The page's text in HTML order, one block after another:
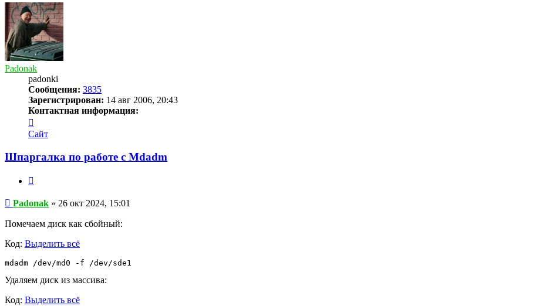
Padonak
padonki
Сообщения: 3835
Зарегистрирован: 14 авг 2006, 20:43
Контактная информация:
информация
пользователя
Сайт
Шпаргалка по работе с Mdadm
Сообщение
Padonak » 26 окт 2024, 15:01
Помечаем диск как сбойный:
Код: Выделить всё
mdadm /dev/md0 -f /dev/sde1
Удаляем диск из массива:
Код: Выделить всё